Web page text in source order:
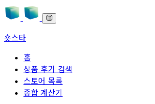
숏스타
홈
상품 후기 검색
스토어 목록
종합 계산기